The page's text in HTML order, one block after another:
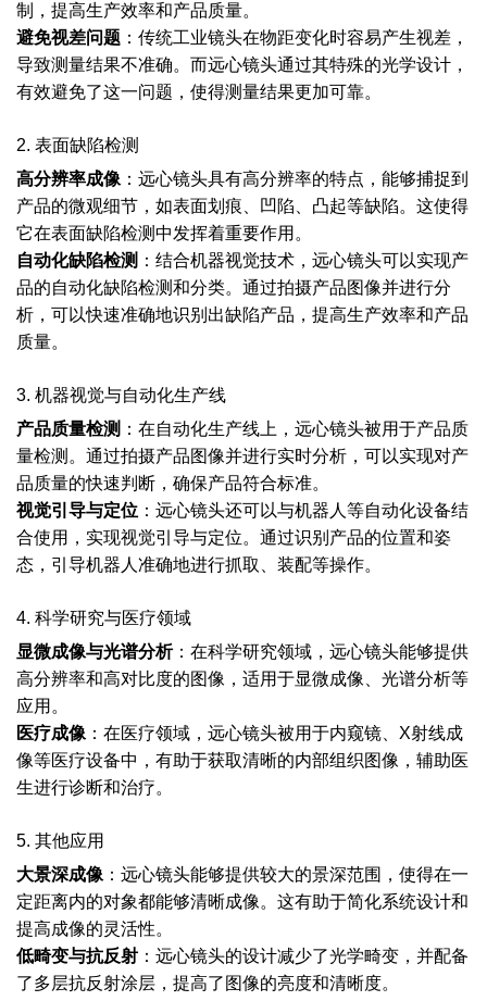
制，提高生产效率和产品质量。
避免视差问题 ：传统工业镜头在物距变化时容易产生视差，
导致测量结果不准确。而远心镜头通过其特殊的光学设计，
有效避免了这一问题，使得测量结果更加可靠。
2. 表面缺陷检测
高分辨率成像 ：远心镜头具有高分辨率的特点，能够捕捉到
产品的微观细节，如表面划痕、凹陷、凸起等缺陷。这使得
它在表面缺陷检测中发挥着重要作用。
自动化缺陷检测 ：结合机器视觉技术，远心镜头可以实现产
品的自动化缺陷检测和分类。通过拍摄产品图像并进行分
析，可以快速准确地识别出缺陷产品，提高生产效率和产品
质量。
3. 机器视觉与自动化生产线
产品质量检测 ：在自动化生产线上，远心镜头被用于产品质
量检测。通过拍摄产品图像并进行实时分析，可以实现对产
品质量的快速判断，确保产品符合标准。
视觉引导与定位 ：远心镜头还可以与机器人等自动化设备结
合使用，实现视觉引导与定位。通过识别产品的位置和姿
态，引导机器人准确地进行抓取、装配等操作。
4. 科学研究与医疗领域
显微成像与光谱分析：在科学研究领域，远心镜头能够提供
高分辨率和高对比度的图像，适用于显微成像、光谱分析等
应用。
医疗成像 ：在医疗领域，远心镜头被用于内窥镜、X射线成
像等医疗设备中，有助于获取清晰的内部组织图像，辅助医
生进行诊断和治疗。
5. 其他应用
大景深成像 ：远心镜头能够提供较大的景深范围，使得在一
定距离内的对象都能够清晰成像。这有助于简化系统设计和
提高成像的灵活性。
低畸变与抗反射 ：远心镜头的设计减少了光学畸变，并配备
了多层抗反射涂层，提高了图像的亮度和清晰度。